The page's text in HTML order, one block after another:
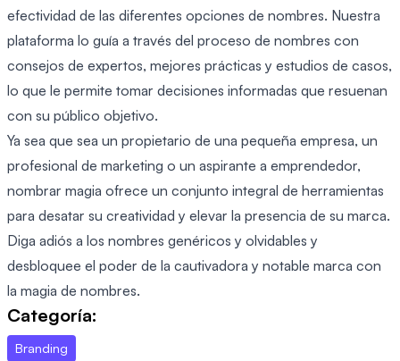
efectividad de las diferentes opciones de nombres. Nuestra
plataforma lo guía a través del proceso de nombres con
consejos de expertos, mejores prácticas y estudios de casos,
lo que le permite tomar decisiones informadas que resuenan
con su público objetivo.
Ya sea que sea un propietario de una pequeña empresa, un
profesional de marketing o un aspirante a emprendedor,
nombrar magia ofrece un conjunto integral de herramientas
para desatar su creatividad y elevar la presencia de su marca.
Diga adiós a los nombres genéricos y olvidables y
desbloquee el poder de la cautivadora y notable marca con
la magia de nombres.
Categoría:
Branding